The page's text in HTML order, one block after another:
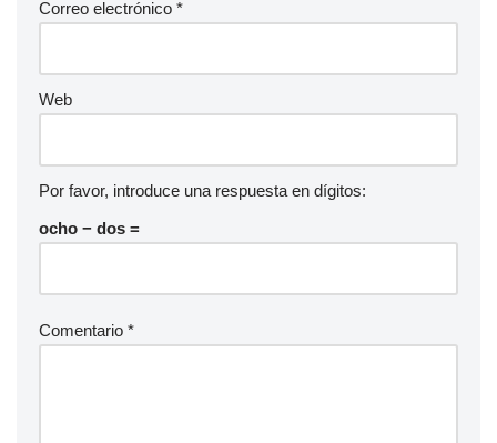
Correo electrónico *
Web
Por favor, introduce una respuesta en dígitos:
ocho − dos =
Comentario *